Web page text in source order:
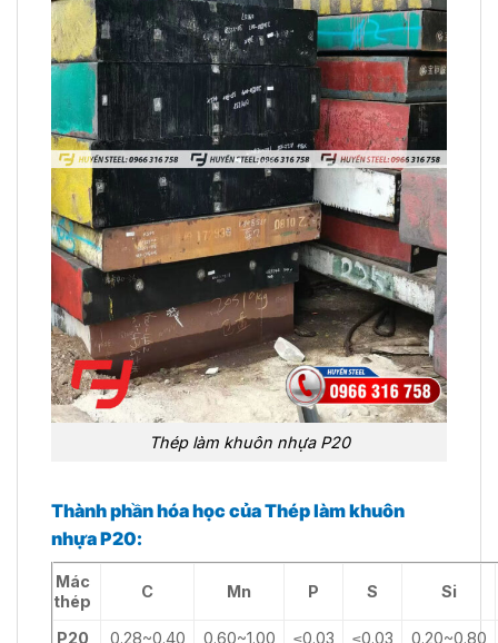
Thép làm khuôn nhựa P20
Thành phần hóa học của Thép làm khuôn
nhựa P20:
Mác
thép
C Mn P S Si
P20 0.28~0.40 0.60~1.00 ≤0.03 ≤0.03 0.20~0.80